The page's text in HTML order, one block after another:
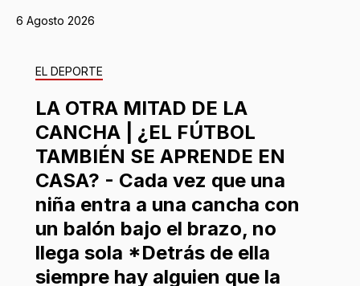
6 Agosto 2026
EL DEPORTE
LA OTRA MITAD DE LA
CANCHA | ¿EL FÚTBOL
TAMBIÉN SE APRENDE EN
CASA? - Cada vez que una
niña entra a una cancha con
un balón bajo el brazo, no
llega sola *Detrás de ella
siempre hay alguien que la